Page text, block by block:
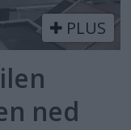
PLUS
ned